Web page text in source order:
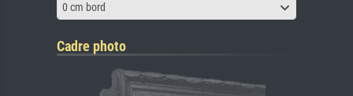
0 cm bord
Cadre photo